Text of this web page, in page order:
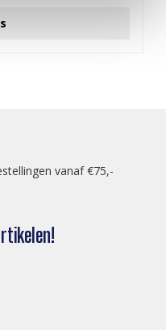
vanaf €75,-